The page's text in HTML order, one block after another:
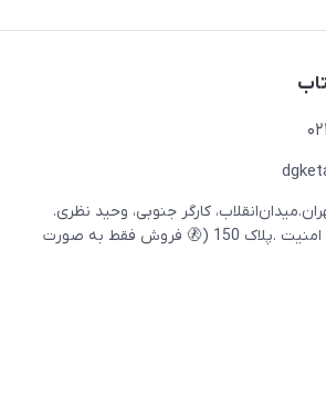
کارگر جنوبی، وحید نظری.
روبروی پلیس امنیت .پلاک 150 (🚷 فروش فقط به صورت